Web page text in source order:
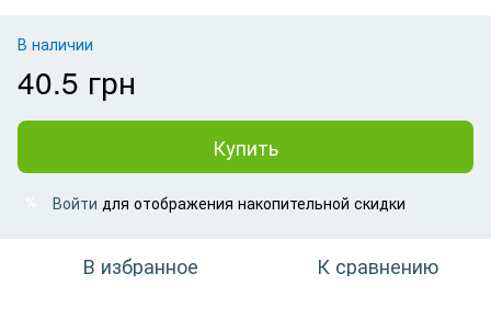
В наличии
40.5 грн
Купить
Войти для отображения накопительной скидки
В избранное К сравнению